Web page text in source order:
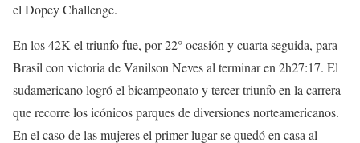
el Dopey Challenge.
En los 42K el triunfo fue, por 22° ocasión y cuarta seguida, para
Brasil con victoria de Vanilson Neves al terminar en 2h27:17. El
sudamericano logró el bicampeonato y tercer triunfo en la carrera
que recorre los icónicos parques de diversiones norteamericanos.
En el caso de las mujeres el primer lugar se quedó en casa al